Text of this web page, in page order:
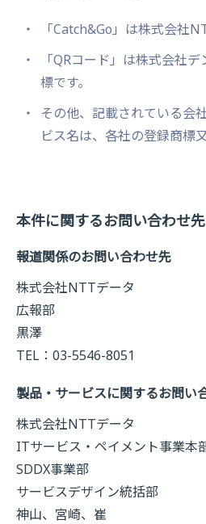
「Catch&Go」は株式会社
「QRコード」は株式会社
標です。
その他、記載されている会
ビス名は、各社の登録商標
本件に関するお問い合わせ先
報道関係のお問い合わせ先
株式会社NTTデータ
広報部
黒澤
TEL：03-5546-8051
製品・サービスに関するお問い
株式会社NTTデータ
ITサービス・ペイメント事業本
SDDX事業部
サービスデザイン統括部
神山、宮崎、崔